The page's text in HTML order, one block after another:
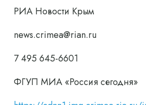
РИА Новости Крым
news.crimea@rian.ru
7 495 645-6601
ФГУП МИА «Россия сегодня»